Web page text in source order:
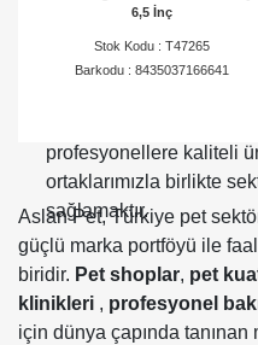
ortaklarımızın ihtiyaç
şekilde ulaştırıyoruz.
profesyonellere kaliteli
ortaklarımızla birlikte
sağlamaktır.
6,5 İnç
Stok Kodu : T47265
Barkodu : 8435037166641
Aslan Pet, Türkiye pet
güçlü marka portföyü ile
biridir. Pet shoplar, pet
klinikleri , profesyonel
için dünya çapında